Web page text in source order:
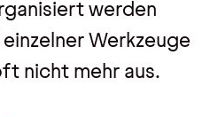
werden
Werkzeuge
nicht mehr aus.